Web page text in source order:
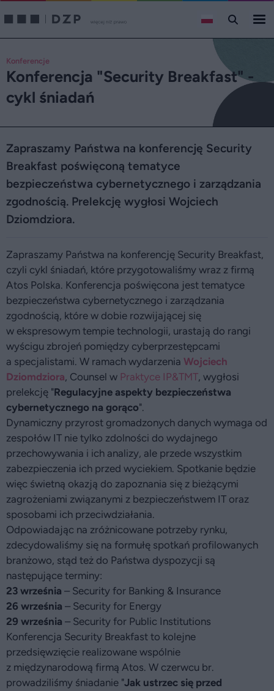
Konferencje
Konferencja "Security Breakfast" -
cykl śniadań
Zapraszamy Państwa na konferencję Security
Breakfast poświęconą tematyce
bezpieczeństwa cybernetycznego i zarządzania
zgodnością. Prelekcję wygłosi Wojciech
Dziomdziora.
Zapraszamy Państwa na konferencję Security Breakfast,
czyli cykl śniadań, które przygotowaliśmy wraz z firmą
Atos Polska. Konferencja poświęcona jest tematyce
bezpieczeństwa cybernetycznego i zarządzania
zgodnością, które w dobie rozwijającej się
w ekspresowym tempie technologii, urastają do rangi
wyścigu zbrojeń pomiędzy cyberprzestępcami
a specjalistami. W ramach wydarzenia Wojciech
Dziomdziora, Counsel w Praktyce IP&TMT, wygłosi
prelekcję "Regulacyjne aspekty bezpieczeństwa
cybernetycznego na gorąco".
Dynamiczny przyrost gromadzonych danych wymaga od
zespołów IT nie tylko zdolności do wydajnego
przechowywania i ich analizy, ale przede wszystkim
zabezpieczenia ich przed wyciekiem. Spotkanie będzie
więc świetną okazją do zapoznania się z bieżącymi
zagrożeniami związanymi z bezpieczeństwem IT oraz
sposobami ich przeciwdziałania.
Odpowiadając na zróżnicowane potrzeby rynku,
zdecydowaliśmy się na formułę spotkań profilowanych
branżowo, stąd też do Państwa dyspozycji są
następujące terminy:
23 września – Security for Banking & Insurance
26 września – Security for Energy
29 września – Security for Public Institutions
Konferencja Security Breakfast to kolejne
przedsięwzięcie realizowane wspólnie
z międzynarodową firmą Atos. W czerwcu br.
prowadziliśmy śniadanie "Jak ustrzec się przed